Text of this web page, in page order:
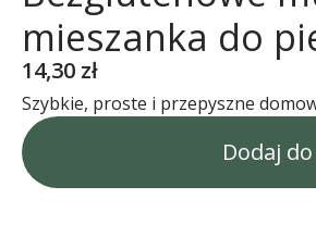
mieszanka do
Cena
14,30 zł
Szybkie, proste i przepyszne
Dodaj